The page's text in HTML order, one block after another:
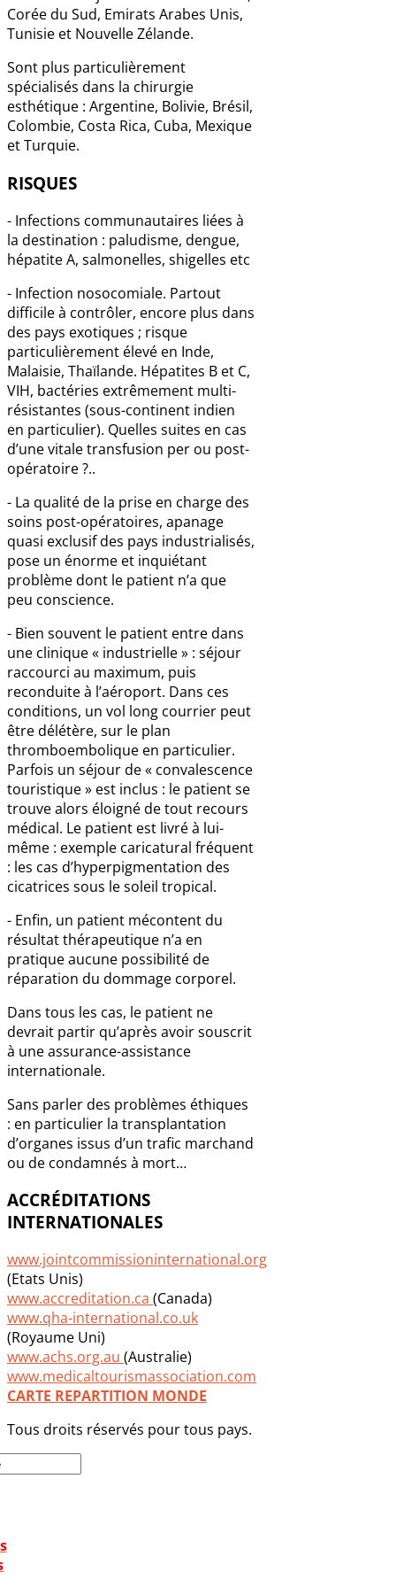
Corée du Sud, Emirats Arabes Unis,
Tunisie et Nouvelle Zélande.
Sont plus particulièrement
spécialisés dans la chirurgie
esthétique : Argentine, Bolivie, Brésil,
Colombie, Costa Rica, Cuba, Mexique
et Turquie.
RISQUES
- Infections communautaires liées à
la destination : paludisme, dengue,
hépatite A, salmonelles, shigelles etc
- Infection nosocomiale. Partout
difficile à contrôler, encore plus dans
des pays exotiques ; risque
particulièrement élevé en Inde,
Malaisie, Thaïlande. Hépatites B et C,
VIH, bactéries extrêmement multi-
résistantes (sous-continent indien
en particulier). Quelles suites en cas
d’une vitale transfusion per ou post-
opératoire ?..
- La qualité de la prise en charge des
soins post-opératoires, apanage
quasi exclusif des pays industrialisés,
pose un énorme et inquiétant
problème dont le patient n’a que
peu conscience.
- Bien souvent le patient entre dans
une clinique « industrielle » : séjour
raccourci au maximum, puis
reconduite à l’aéroport. Dans ces
conditions, un vol long courrier peut
être délétère, sur le plan
thromboembolique en particulier.
Parfois un séjour de « convalescence
touristique » est inclus : le patient se
trouve alors éloigné de tout recours
médical. Le patient est livré à lui-
même : exemple caricatural fréquent
: les cas d’hyperpigmentation des
cicatrices sous le soleil tropical.
- Enfin, un patient mécontent du
résultat thérapeutique n’a en
pratique aucune possibilité de
réparation du dommage corporel.
Dans tous les cas, le patient ne
devrait partir qu’après avoir souscrit
à une assurance-assistance
internationale.
Sans parler des problèmes éthiques
: en particulier la transplantation
d’organes issus d’un trafic marchand
ou de condamnés à mort…
ACCRÉDITATIONS
INTERNATIONALES
www.jointcommissioninternational.org
(Etats Unis)
www.accreditation.ca (Canada)
www.qha-international.co.uk
(Royaume Uni)
www.achs.org.au (Australie)
www.medicaltourismassociation.com
CARTE REPARTITION MONDE
Tous droits réservés pour tous pays.